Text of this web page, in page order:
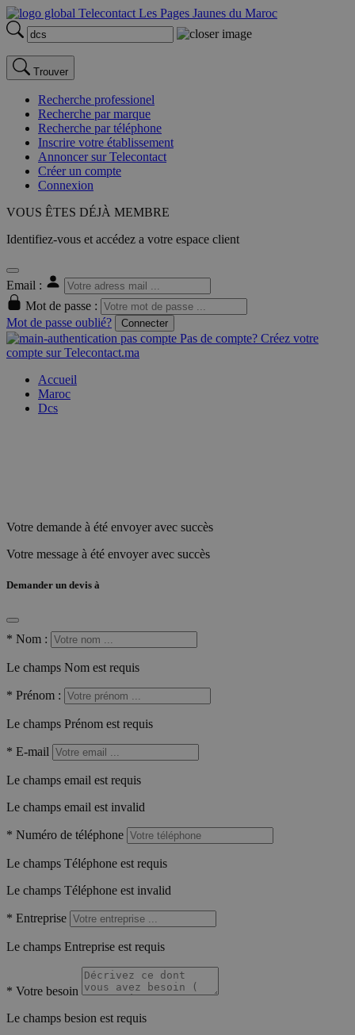
Trouver
Recherche professionel
Recherche par marque
Recherche par téléphone
Inscrire votre établissement
Annoncer sur Telecontact
Créer un compte
Connexion
VOUS ÊTES DÉJÀ MEMBRE
Identifiez-vous et accédez a votre espace client
Email :
Mot de passe :
Mot de passe oublié?
Connecter
Pas de compte? Créez votre
compte sur Telecontact.ma
Accueil
Maroc
Dcs
Votre demande à été envoyer avec succès
Votre message à été envoyer avec succès
Demander un devis à
* Nom :
Le champs Nom est requis
* Prénom :
Le champs Prénom est requis
* E-mail
Le champs email est requis
Le champs email est invalid
* Numéro de téléphone
Le champs Téléphone est requis
Le champs Téléphone est invalid
* Entreprise
Le champs Entreprise est requis
* Votre besoin
Le champs besion est requis